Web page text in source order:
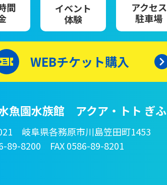
間
イベント
体験
アクセス
駐車場
WEBチケット購入
魚園水族館 アクア・トト ぎふ
岐阜県各務原市川島笠田町1453
89-8200 FAX 0586-89-8201